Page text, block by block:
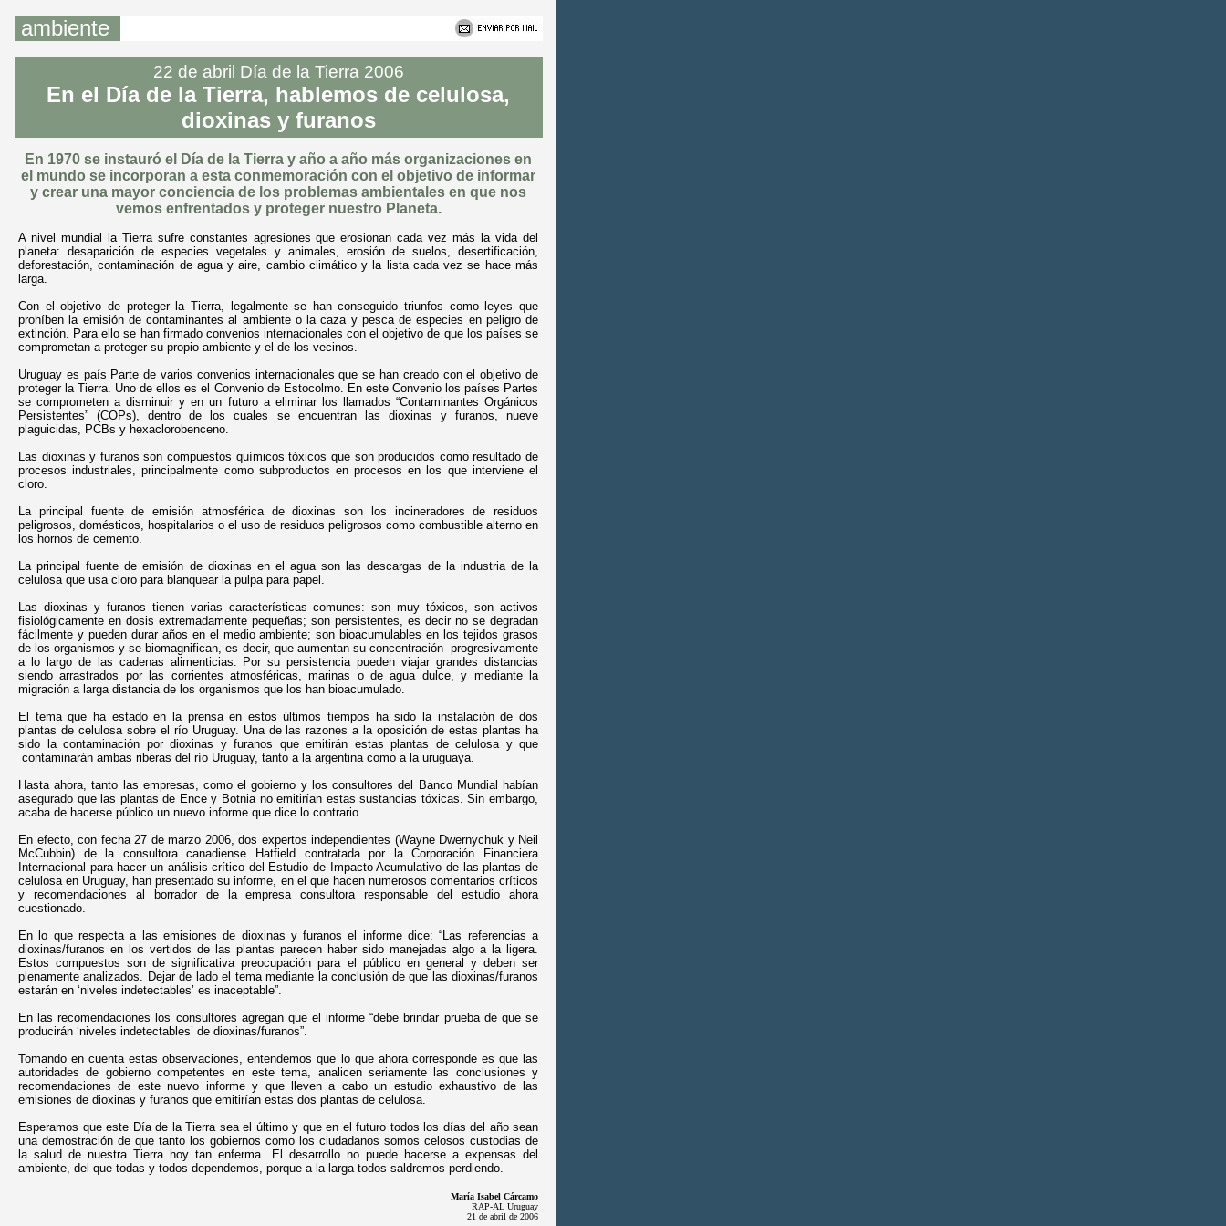
ambiente
22 de abril Día de la Tierra 2006
En el Día de la Tierra, hablemos de celulosa,
dioxinas y furanos
En 1970 se instauró el Día de la Tierra y año a año más organizaciones en
el mundo se incorporan a esta conmemoración con el objetivo de informar
y crear una mayor conciencia de los problemas ambientales en que nos
vemos enfrentados y proteger nuestro Planeta.
A nivel mundial la Tierra sufre constantes agresiones que erosionan cada vez más la vida del
planeta: desaparición de especies vegetales y animales, erosión de suelos, desertificación,
deforestación, contaminación de agua y aire, cambio climático y la lista cada vez se hace más
larga.
Con el objetivo de proteger la Tierra, legalmente se han conseguido triunfos como leyes que
prohíben la emisión de contaminantes al ambiente o la caza y pesca de especies en peligro de
extinción. Para ello se han firmado convenios internacionales con el objetivo de que los países se
comprometan a proteger su propio ambiente y el de los vecinos.
Uruguay es país Parte de varios convenios internacionales que se han creado con el objetivo de
proteger la Tierra. Uno de ellos es el Convenio de Estocolmo. En este Convenio los países Partes
se comprometen a disminuir y en un futuro a eliminar los llamados “Contaminantes Orgánicos
Persistentes” (COPs), dentro de los cuales se encuentran las dioxinas y furanos, nueve
plaguicidas, PCBs y hexaclorobenceno.
Las dioxinas y furanos son compuestos químicos tóxicos que son producidos como resultado de
procesos industriales, principalmente como subproductos en procesos en los que interviene el
cloro.
La principal fuente de emisión atmosférica de dioxinas son los incineradores de residuos
peligrosos, domésticos, hospitalarios o el uso de residuos peligrosos como combustible alterno en
los hornos de cemento.
La principal fuente de emisión de dioxinas en el agua son las descargas de la industria de la
celulosa que usa cloro para blanquear la pulpa para papel.
Las dioxinas y furanos tienen varias características comunes: son muy tóxicos, son activos
fisiológicamente en dosis extremadamente pequeñas; son persistentes, es decir no se degradan
fácilmente y pueden durar años en el medio ambiente; son bioacumulables en los tejidos grasos
de los organismos y se biomagnifican, es decir, que aumentan su concentración progresivamente
a lo largo de las cadenas alimenticias. Por su persistencia pueden viajar grandes distancias
siendo arrastrados por las corrientes atmosféricas, marinas o de agua dulce, y mediante la
migración a larga distancia de los organismos que los han bioacumulado.
El tema que ha estado en la prensa en estos últimos tiempos ha sido la instalación de dos
plantas de celulosa sobre el río Uruguay. Una de las razones a la oposición de estas plantas ha
sido la contaminación por dioxinas y furanos que emitirán estas plantas de celulosa y que
contaminarán ambas riberas del río Uruguay, tanto a la argentina como a la uruguaya.
Hasta ahora, tanto las empresas, como el gobierno y los consultores del Banco Mundial habían
asegurado que las plantas de Ence y Botnia no emitirían estas sustancias tóxicas. Sin embargo,
acaba de hacerse público un nuevo informe que dice lo contrario.
En efecto, con fecha 27 de marzo 2006, dos expertos independientes (Wayne Dwernychuk y Neil
McCubbin) de la consultora canadiense Hatfield contratada por la Corporación Financiera
Internacional para hacer un análisis crítico del Estudio de Impacto Acumulativo de las plantas de
celulosa en Uruguay, han presentado su informe, en el que hacen numerosos comentarios críticos
y recomendaciones al borrador de la empresa consultora responsable del estudio ahora
cuestionado.
En lo que respecta a las emisiones de dioxinas y furanos el informe dice: “Las referencias a
dioxinas/furanos en los vertidos de las plantas parecen haber sido manejadas algo a la ligera.
Estos compuestos son de significativa preocupación para el público en general y deben ser
plenamente analizados. Dejar de lado el tema mediante la conclusión de que las dioxinas/furanos
estarán en ‘niveles indetectables’ es inaceptable”.
En las recomendaciones los consultores agregan que el informe “debe brindar prueba de que se
producirán ‘niveles indetectables’ de dioxinas/furanos”.
Tomando en cuenta estas observaciones, entendemos que lo que ahora corresponde es que las
autoridades de gobierno competentes en este tema, analicen seriamente las conclusiones y
recomendaciones de este nuevo informe y que lleven a cabo un estudio exhaustivo de las
emisiones de dioxinas y furanos que emitirían estas dos plantas de celulosa.
Esperamos que este Día de la Tierra sea el último y que en el futuro todos los días del año sean
una demostración de que tanto los gobiernos como los ciudadanos somos celosos custodias de
la salud de nuestra Tierra hoy tan enferma. El desarrollo no puede hacerse a expensas del
ambiente, del que todas y todos dependemos, porque a la larga todos saldremos perdiendo.
María Isabel Cárcamo
RAP-AL Uruguay
21 de abril de 2006